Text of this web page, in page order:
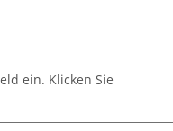
ein. Klicken Sie